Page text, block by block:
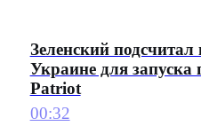
Зеленский
Украине для запуска
Patriot
00:32